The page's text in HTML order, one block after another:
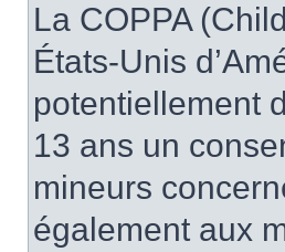
La COPPA
États-Unis
potentiellement
13 ans un
mineurs
également aux